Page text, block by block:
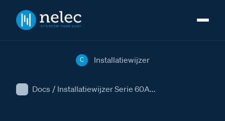
Docs / Installatiewijzer Serie 60A...
C Installatiewijzer